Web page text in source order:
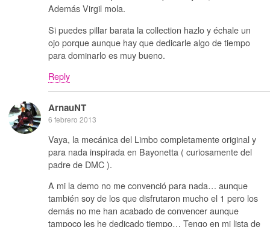
Además Virgil mola.
Si puedes pillar barata la collection hazlo y échale un
ojo porque aunque hay que dedicarle algo de tiempo
para dominarlo es muy bueno.
Reply
ArnauNT
6 febrero 2013
Vaya, la mecánica del Limbo completamente original y
para nada inspirada en Bayonetta ( curiosamente del
padre de DMC ).
A mi la demo no me convenció para nada… aunque
también soy de los que disfrutaron mucho el 1 pero los
demás no me han acabado de convencer aunque
tampoco les he dedicado tiempo… Tengo en mi lista de